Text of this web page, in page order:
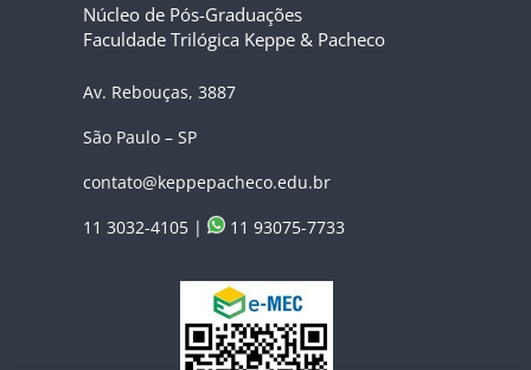
Núcleo de Pós-Graduações
Faculdade Trilógica Keppe & Pacheco
Av. Rebouças, 3887
São Paulo – SP
contato@keppepacheco.edu.br
11 3032-4105 |
11 93075-7733